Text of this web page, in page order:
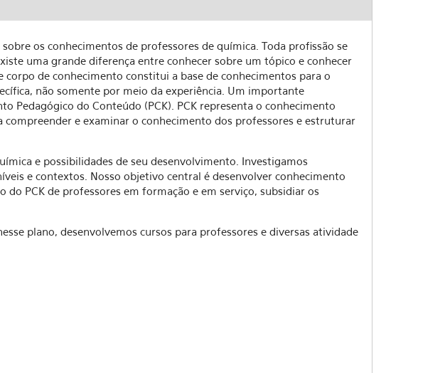
os conhecimentos de professores de química. Toda profissão se
uma grande diferença entre conhecer sobre um tópico e conhecer
de conhecimento constitui a base de conhecimentos para o
não somente por meio da experiência. Um importante
Pedagógico do Conteúdo (PCK). PCK representa o conhecimento
e examinar o conhecimento dos professores e estruturar
e possibilidades de seu desenvolvimento. Investigamos
e contextos. Nosso objetivo central é desenvolver conhecimento
PCK de professores em formação e em serviço, subsidiar os
plano, desenvolvemos cursos para professores e diversas atividade